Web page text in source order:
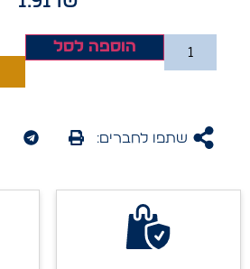
הוספה לסל
שתפו לחברים: